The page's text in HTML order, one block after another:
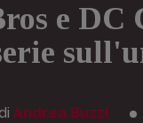
e DC
Andrea Buzzi